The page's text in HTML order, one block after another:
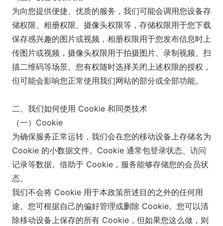
为向您提供便捷、优质的服务，我们可能会调用您设备存
储权限、相册权限、摄像头权限等，存储权限用于您下载
保存感兴趣的图片或视频，相册权限用于您发布信息时上
传图片或视频，摄像头权限用于拍摄图片、录制视频、扫
描二维码等场景。您有权随时选择关闭上述权限的授权，
但可能会影响您正常使用我们网站的部分或全部功能。
二、我们如何使用 Cookie 和同类技术
（一）Cookie
为确保服务正常运转，我们会在您的移动设备上存储名为
Cookie 的小数据文件。Cookie 通常包登录状态、访问
记录等数据。借助于 Cookie，服务能够存储您的会员状
态。
我们不会将 Cookie 用于本政策所述目的之外的任何用
途。您可根据自己的偏好管理或删除 Cookie。您可以清
除移动设备上保存的所有 Cookie，但如果您这么做，则